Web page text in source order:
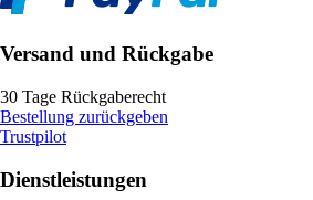
Versand und Rückgabe
30 Tage Rückgaberecht
Bestellung zurückgeben
Trustpilot
Dienstleistungen